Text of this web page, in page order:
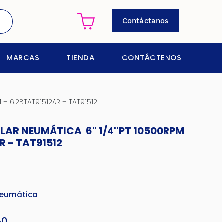
Contáctanos
MARCAS TIENDA CONTÁCTENOS
6.2BTAT91512AR – TAT91512
NEUMÁTICA 6" 1/4''PT 10500RPM
- TAT91512